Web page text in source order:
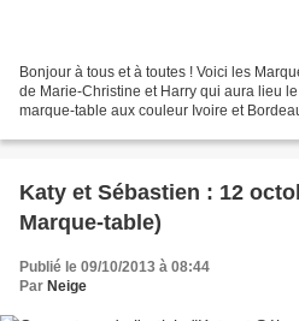
Bonjour à tous et à toutes ! Voici les
de Marie-Christine et Harry qui aura lieu
marque-table aux couleur Ivoire et
Katy et Sébastien : 12
Marque-table)
Publié le 09/10/2013 à 08:44
Par Neige